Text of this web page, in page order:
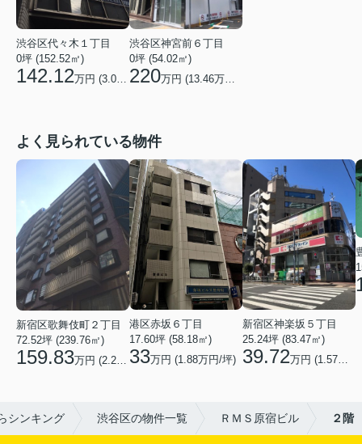
渋谷区代々木１丁目
0坪 (152.52㎡)
142.12万円 (3.08 万円/坪)
渋谷区神宮前６丁目
0坪 (54.02㎡)
220万円 (13.46万円/坪)
よく見られている物件
新宿区歌舞伎町２丁目
72.52坪 (239.76㎡)
159.83万円 (2.2万円/坪)
港区赤坂６丁目
17.60坪 (58.18㎡)
33万円 (1.88万円/坪)
新宿区神楽坂５丁目
25.24坪 (83.47㎡)
39.72万円 (1.57万円/坪)
シンキング 渋谷区の物件一覧 ＲＭＳ原宿ビル ２階